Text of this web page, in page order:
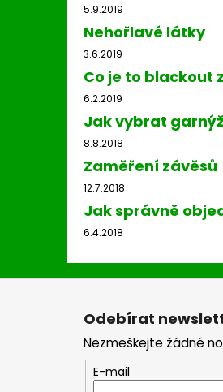
5.9.2019
Nehořlavé látky
3.6.2019
Co je to blackout
6.2.2019
Jak vybrat garnýž
8.8.2018
Zaměření závěsů
12.7.2018
Jak správně
6.4.2018
Z
Odebírat
Nezmeškejte žádné
E-mail